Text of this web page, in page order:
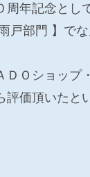
周年記念と
戸部門 】で
ＤＯショップ
評価頂いたと